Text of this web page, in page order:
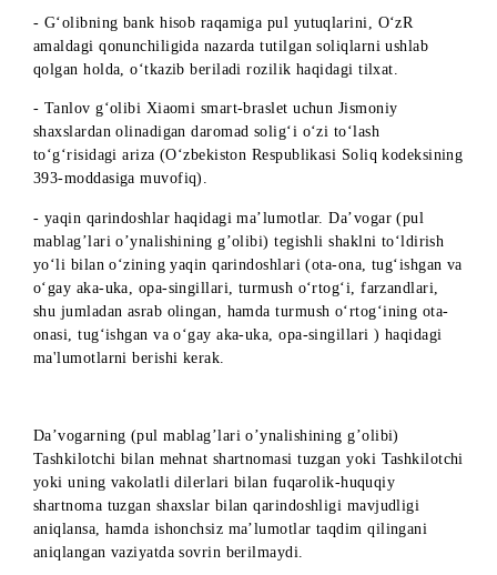
bo‘lgan barcha hujjatlarni (7-bandni qarang) taqdim
shart. 7 banda ko’rsatilgan barcha hujjatlarni Instagram,
elektron pochta yoki Telegram-akkaunt orqali taqdim
kerak (skan, rasm shaklida).
5. Tashkilotchi soliq va yig‘imlarni, tanlov sovrin
jamarg‘armasida nazarda tutilmagan, o‘z mablag‘laridan
6. Pul yutuqlaridan to‘lov amalga oshirilgan paytdagi O‘zR
amaldagi qonunchiligiga muvofiq, jismoniy shaxslarning
daromadidan ushlab qolinadigan soliqni olib qolgan holda,
tanlov G‘olibi tomonidan O‘zbekiston Respublikasining har
qanday bankida ochilgan bank hisob raqamiga o‘tkazib
shaxsiy ofisiga shaxsan murojaat qilishi va quyidagi
taqdim qilishi kerak:
-O‘zR fuqarosi pasportining asl nusxasi (O‘zR fuqarolari
uchun), milliy passport va yashash uchun guvohnoma
fuqarolar uchun), fuqaroligi bo‘lmagan shaxs guvohnomasi